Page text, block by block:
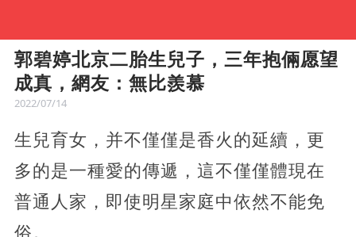
郭碧婷北京二胎生兒子，三年抱倆愿望
成真，網友：無比羨慕
2022/07/14
生兒育女，并不僅僅是香火的延續，更
多的是一種愛的傳遞，這不僅僅體現在
普通人家，即使明星家庭中依然不能免
俗。